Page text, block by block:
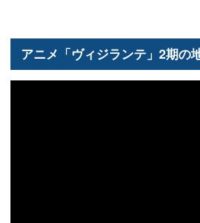
アニメ「ヴィジランテ」2期の